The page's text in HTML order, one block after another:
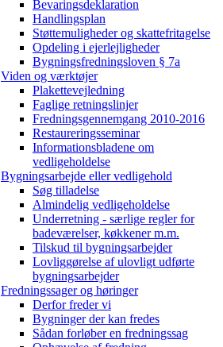
Bevaringsdeklaration
Handlingsplan
Støttemuligheder og skattefritagelse
Opdeling i ejerlejligheder
Bygningsfredningsloven § 7a
Viden og værktøjer
Plakettevejledning
Faglige retningslinjer
Fredningsgennemgang 2010-2016
Restaureringsseminar
Informationsbladene om
vedligeholdelse
Bygningsarbejde eller vedligehold
Søg tilladelse
Almindelig vedligeholdelse
Underretning - særlige regler for
badeværelser, køkkener m.m.
Tilskud til bygningsarbejder
Lovliggørelse af ulovligt udførte
bygningsarbejder
Fredningssager og høringer
Derfor freder vi
Bygninger der kan fredes
Sådan forløber en fredningssag